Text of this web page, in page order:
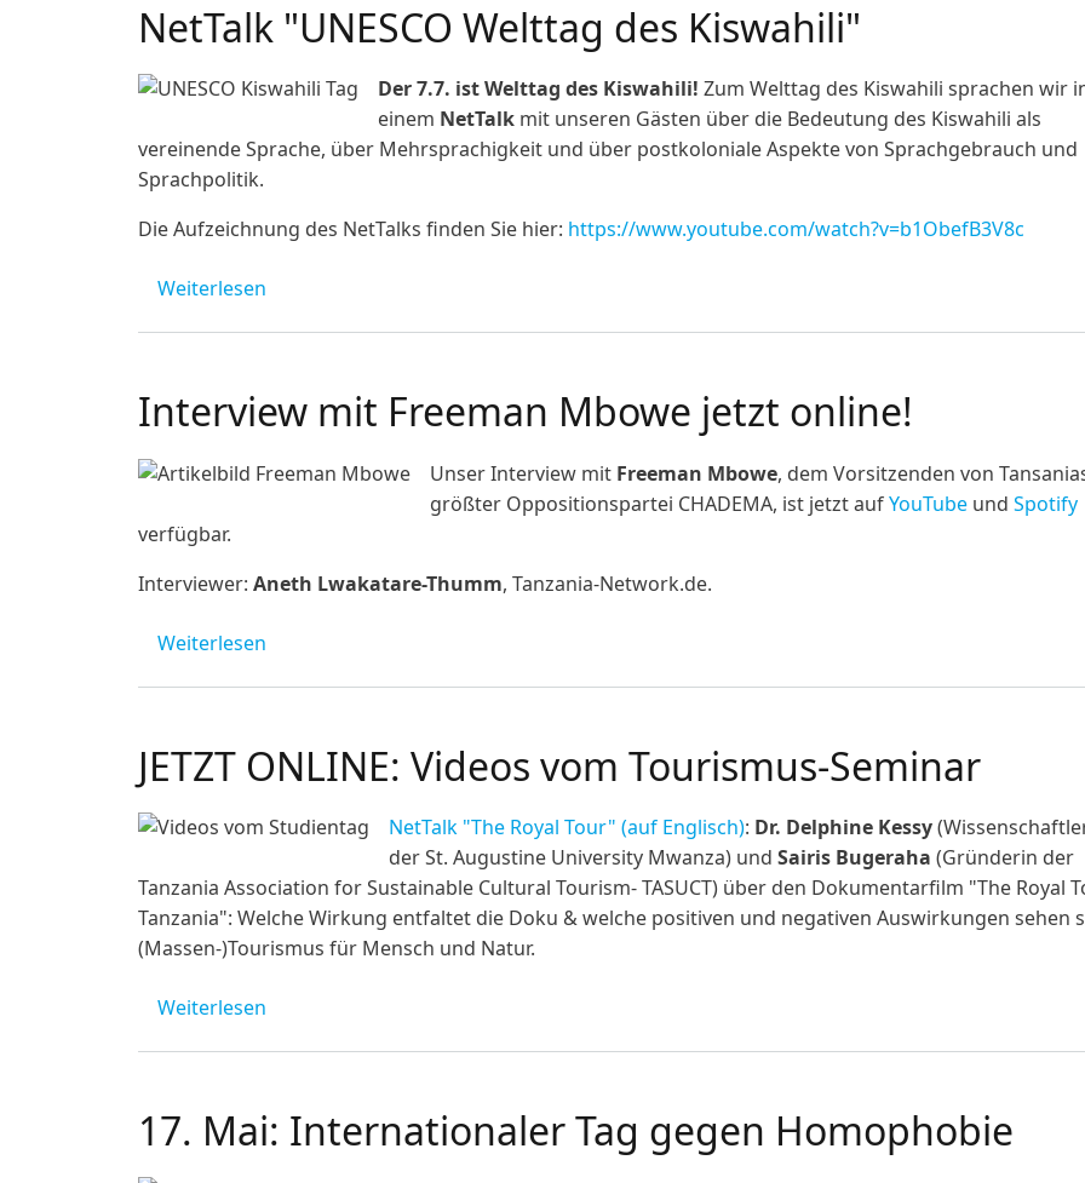
NetTalk "UNESCO Welttag des Kiswahili"
Der 7.7. ist Welttag des Kiswahili! Zum Welttag des Kiswahili sprachen wir
einem NetTalk mit unseren Gästen über die Bedeutung des Kiswahili als
vereinende Sprache, über Mehrsprachigkeit und über postkoloniale Aspekte von Sprachgebrauch und
Sprachpolitik.
Die Aufzeichnung des NetTalks finden Sie hier: https://www.youtube.com/watch?v=b1ObefB3V8c
Weiterlesen
Interview mit Freeman Mbowe jetzt online!
Unser Interview mit Freeman Mbowe, dem Vorsitzenden von
größter Oppositionspartei CHADEMA, ist jetzt aufYouTube und Spotify
verfügbar.
Interviewer: Aneth Lwakatare-Thumm, Tanzania-Network.de.
Weiterlesen
JETZT ONLINE: Videos vom Tourismus-Seminar
NetTalk "The Royal Tour" (auf Englisch): Dr. Delphine Kessy
der St. Augustine University Mwanza) und Sairis Bugeraha (Gründerin der
Tanzania Association for Sustainable Cultural Tourism- TASUCT) über den Dokumentarfilm "The Royal
Tanzania": Welche Wirkung entfaltet die Doku & welche positiven und negativen Auswirkungen sehen
(Massen-)Tourismus für Mensch und Natur.
Weiterlesen
17. Mai: Internationaler Tag gegen Homophobie